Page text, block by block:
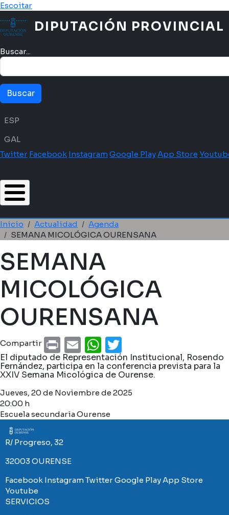
Pasar al contenido principal
Escoitar
DIPUTACIÓN PROVINCIAL
Buscar...
Menú idioma
ESP
GAL
Twitter Facebook InstagramGoogle PlayApp Store
Ruta de navegación
Inicio Actualidad
Agenda
SEMANA MICOLÓGICA OURENSANA
SEMANA
MICOLÓGICA
OURENSANA
Compartir PrintEmailWhatsApp
El diputado de Representación Institucional, Rosendo
Fernández, participa en la conferencia prevista para la
XXIV Semana Micológica de Ourense.
Jueves, 20 de Noviembre de 2025
20:00 h
Escuela secundaria Ourense
Imaxe
R/ Progreso, 32
32003 OURENSE
Facebook InstagramTwitterGoogle PlayApp Store
Youtube
SERVICIOS